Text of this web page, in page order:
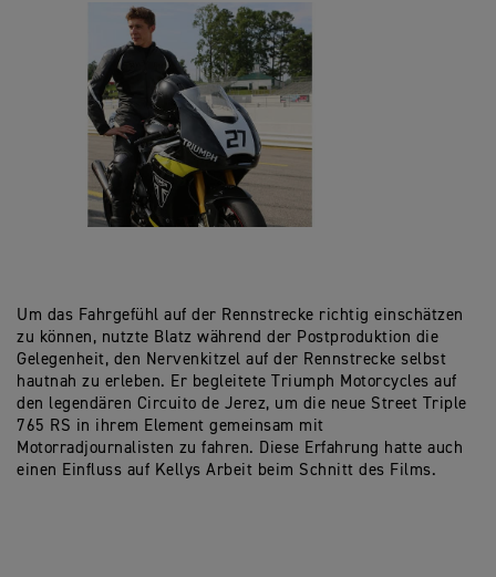
Um das Fahrgefühl auf der Rennstrecke richtig einschätzen
zu können, nutzte Blatz während der Postproduktion die
Gelegenheit, den Nervenkitzel auf der Rennstrecke selbst
hautnah zu erleben. Er begleitete Triumph Motorcycles auf
den legendären Circuito de Jerez, um die neue Street Triple
765 RS in ihrem Element gemeinsam mit
Motorradjournalisten zu fahren. Diese Erfahrung hatte auch
einen Einfluss auf Kellys Arbeit beim Schnitt des Films.